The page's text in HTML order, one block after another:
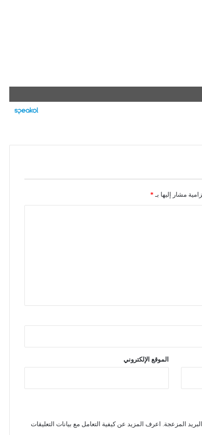
مشار إليها بـ *
الموقع الإلكتروني
المزعجة. اعرف المزيد عن كيفية التعامل مع بيانات التعليقات